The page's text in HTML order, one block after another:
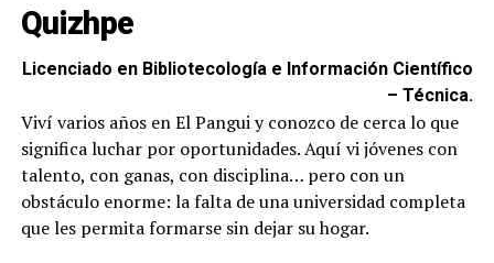
Quizhpe
Licenciado en Bibliotecología e Información Científico
– Técnica.
Viví varios años en El Pangui y conozco de cerca lo que
significa luchar por oportunidades. Aquí vi jóvenes con
talento, con ganas, con disciplina… pero con un
obstáculo enorme: la falta de una universidad completa
que les permita formarse sin dejar su hogar.